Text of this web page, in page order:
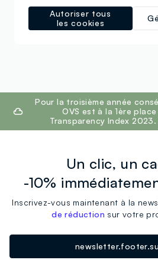
footer.ariatitlePour la troisième année
OVS est à la 1ère
Transparency Index 2023.
Un clic, un
-10%
Inscrivez-vous maintenant à la
de réduction sur votre
Autoriser tous
les cookies